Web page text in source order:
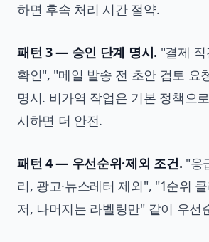
하면 후속 처리 시간 절약.
패턴 3 — 승인 단계 명시. "결제
확인", "메일 발송 전 초안 검토 요
명시. 비가역 작업은 기본 정책으
시하면 더 안전.
패턴 4 — 우선순위·제외 조건. "응
리, 광고·뉴스레터 제외", "1순위
저, 나머지는 라벨링만" 같이 우선